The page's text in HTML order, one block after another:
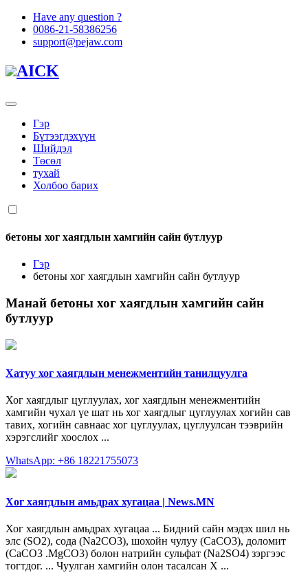
Have any question ?
0086-21-58386256
support@pejaw.com
AICK
Гэр
Бүтээгдэхүүн
Шийдэл
Төсөл
тухай
Холбоо барих
бетоны хог хаягдлын хамгийн сайн бутлуур
Гэр
бетоны хог хаягдлын хамгийн сайн бутлуур
Манай бетоны хог хаягдлын хамгийн сайн
бутлуур
Хатуу хог хаягдлын менежментийн танилцуулга
Хог хаягдлыг цуглуулах, хог хаягдлын менежментийн
хамгийн чухал үе шат нь хог хаягдлыг цуглуулах хогийн сав
тавих, хогийн савнаас хог цуглуулах, цуглуулсан тээврийн
хэрэгслийг хоослох ...
WhatsApp: +86 18221755073
Хог хаягдлын амьдрах хугацаа | News.MN
Хог хаягдлын амьдрах хугацаа ... Бидний сайн мэдэх шил нь
элс (SO2), сода (Na2CO3), шохойн чулуу (CaCO3), доломит
(CaCO3 .MgCO3) болон натрийн сульфат (Na2SO4) зэргээс
тогтдог. ... Чуулган хамгийн олон тасалсан Х ...